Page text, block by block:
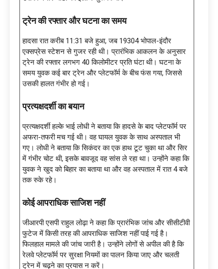
ट्रेन की रफ्तार और घटना का समय
हादसा रात करीब 11:31 बजे हुआ, जब 19304 भोपाल-इंदौर
एक्सप्रेस स्टेशन से गुजर रही थी। प्रारंभिक आकलन के अनुसार
ट्रेन की रफ्तार लगभग 40 किलोमीटर प्रति घंटा थी। घटना के
समय युवक कई बार ट्रेन और प्लेटफॉर्म के बीच फंस गया, जिससे
उसकी हालत गंभीर हो गई।
प्रत्यक्षदर्शी का बयान
प्रत्यक्षदर्शी हल्के भाई लोधी ने बताया कि हादसे के बाद प्लेटफॉर्म पर
अफरा-तफरी मच गई थी। वह घायल युवक के साथ अस्पताल भी
गए। लोधी ने बताया कि सिकंदर का एक हाथ टूट चुका था और सिर
में गंभीर चोट थी, इसके बावजूद वह सांस ले रहा था। उन्होंने कहा कि
युवक ने खुद को बिहार का बताया था और वह अस्पताल में रात 4 बजे
तक रुके रहे।
कोई आपराधिक साजिश नहीं
जीआरपी एसपी राहुल लोढ़ा ने कहा कि प्रारंभिक जांच और सीसीटीवी
फुटेज में किसी तरह की आपराधिक साजिश नहीं पाई गई है।
फिलहाल मामले की जांच जारी है। उन्होंने लोगों से अपील की है कि
रेलवे प्लेटफॉर्म पर सुरक्षा नियमों का पालन किया जाए और चलती
ट्रेन में चढ़ने का प्रयास न करें।